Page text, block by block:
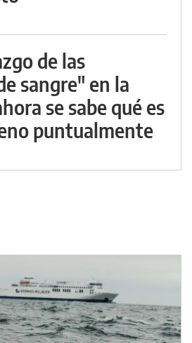
de las
sangre" en la
se sabe qué es
puntualmente